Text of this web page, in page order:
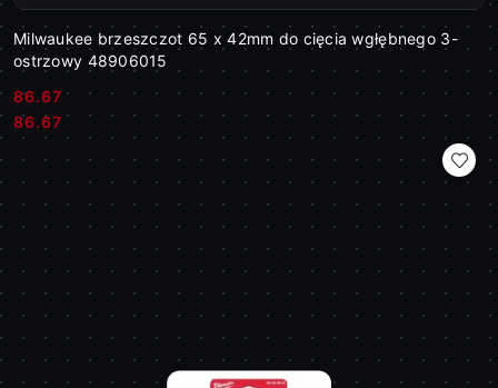
Milwaukee brzeszczot 65 x 42mm do cięcia wgłębnego 3-
ostrzowy 48906015
Cena:
86.67
Cena:
86.67